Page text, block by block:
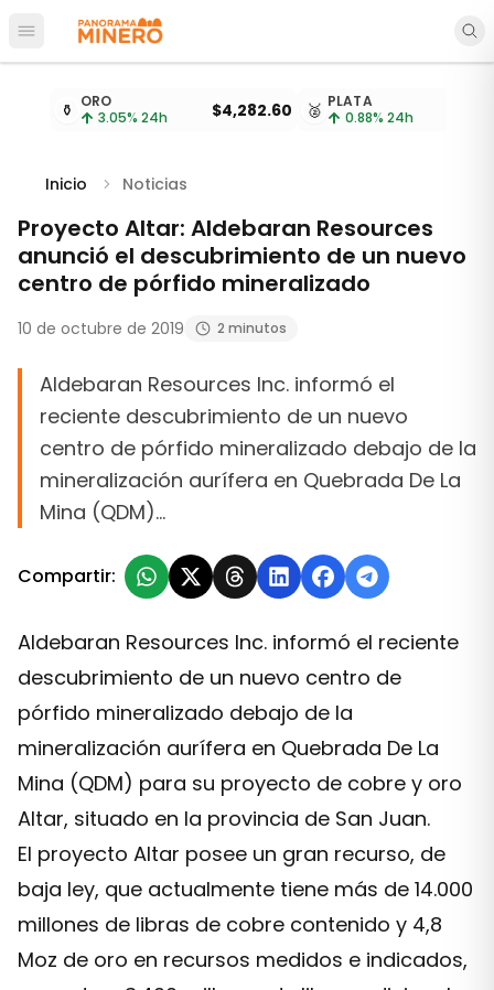
Abrir menú principal
Cotizaciones de metales actualizadas cada 15
⚱️ ORO
3.05% 24h $4,282.60 🥈 PLATA
0.88% 24h
Inicio Noticias
Proyecto Altar: Aldebaran Resources
anunció el descubrimiento de un nuevo
centro de pórfido mineralizado
10 de octubre de 2019 2 minutos
Aldebaran Resources Inc. informó el
reciente descubrimiento de un nuevo
centro de pórfido mineralizado debajo de la
mineralización aurífera en Quebrada De La
Mina (QDM)…
Compartir:
Aldebaran Resources Inc. informó el reciente
descubrimiento de un nuevo centro de
pórfido mineralizado debajo de la
mineralización aurífera en Quebrada De La
Mina (QDM) para su proyecto de cobre y oro
Altar, situado en la provincia de San Juan.
El proyecto Altar posee un gran recurso, de
baja ley, que actualmente tiene más de 14.000
millones de libras de cobre contenido y 4,8
Moz de oro en recursos medidos e indicados,